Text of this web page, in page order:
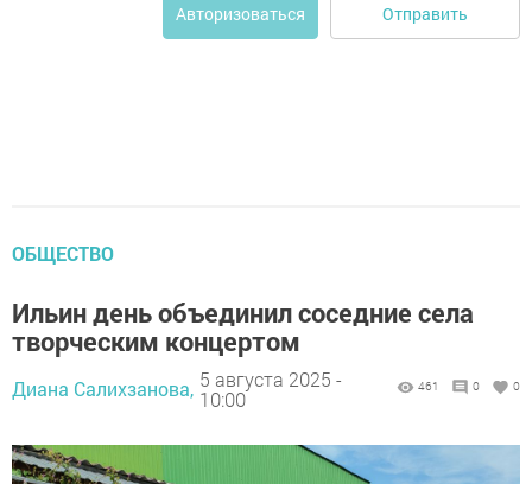
Авторизоваться Отправить
ОБЩЕСТВО
Ильин день объединил соседние села
творческим концертом
Диана Салихзанова, 5 августа 2025 -
10:00
461 0 0